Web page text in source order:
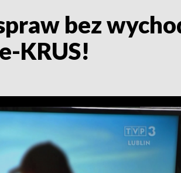
bez
KRUS!